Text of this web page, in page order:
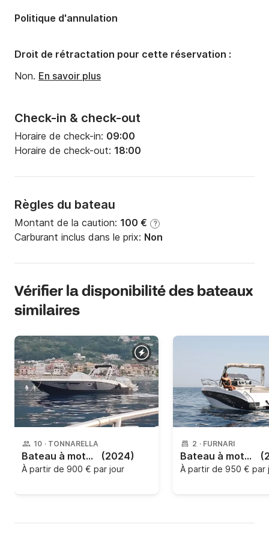
Check-in & check-out
Horaire de check-in: 09:00
Horaire de check-out: 18:00
Règles du bateau
Montant de la caution: 100 € ?
Carburant inclus dans le prix: Non
Politique d'annulation
Droit de rétractation pour cette réservation :
Non. En savoir plus
Vérifier la disponibilité des bateaux
similaires
10 · TONNARELLA
Bateau à moteur Cantiere nautico trimarchi Dylet 85 400cv (2024)
À partir de 900 € par jour
2 · FURNARI
Bateau à moteur Aquabat Sport Infinity 850 Bianca 280cv
À partir de 950 € par